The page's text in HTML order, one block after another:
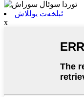
ئېلخەت يوللاش
x